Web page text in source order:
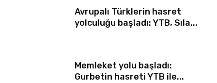
Avrupalı Türklerin hasret
yolculuğu başladı: YTB, Sıla...
Memleket yolu başladı:
Gurbetin hasreti YTB ile...